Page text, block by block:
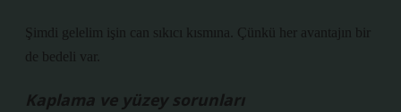
Şimdi gelelim işin can sıkıcı kısmına. Çünkü her avantajın bir
de bedeli var.
Kaplama ve yüzey sorunları